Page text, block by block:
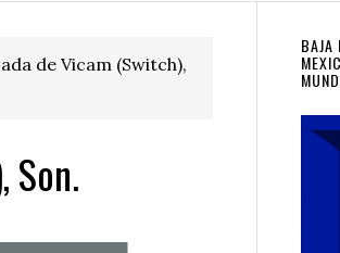
de Vicam (Switch),
Son.
BAJA